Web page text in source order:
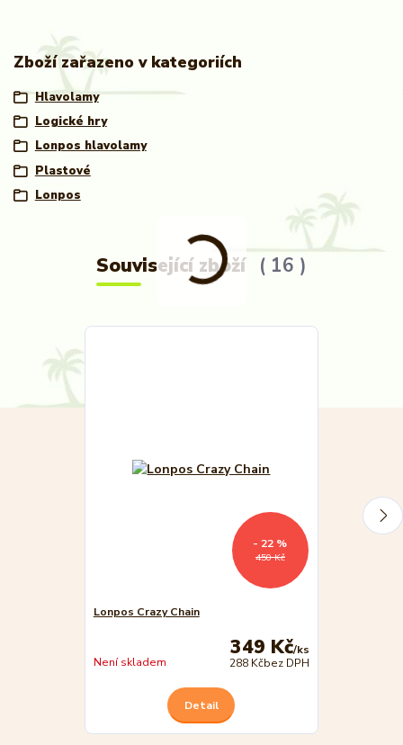
Zboží zařazeno v kategoriích
Hlavolamy
Logické hry
Lonpos hlavolamy
Plastové
Lonpos
Související zboží 16
450 Kč
- 22 %
Lonpos Crazy Chain
349 Kč/ks
288 Kčbez DPH
Není skladem
Detail